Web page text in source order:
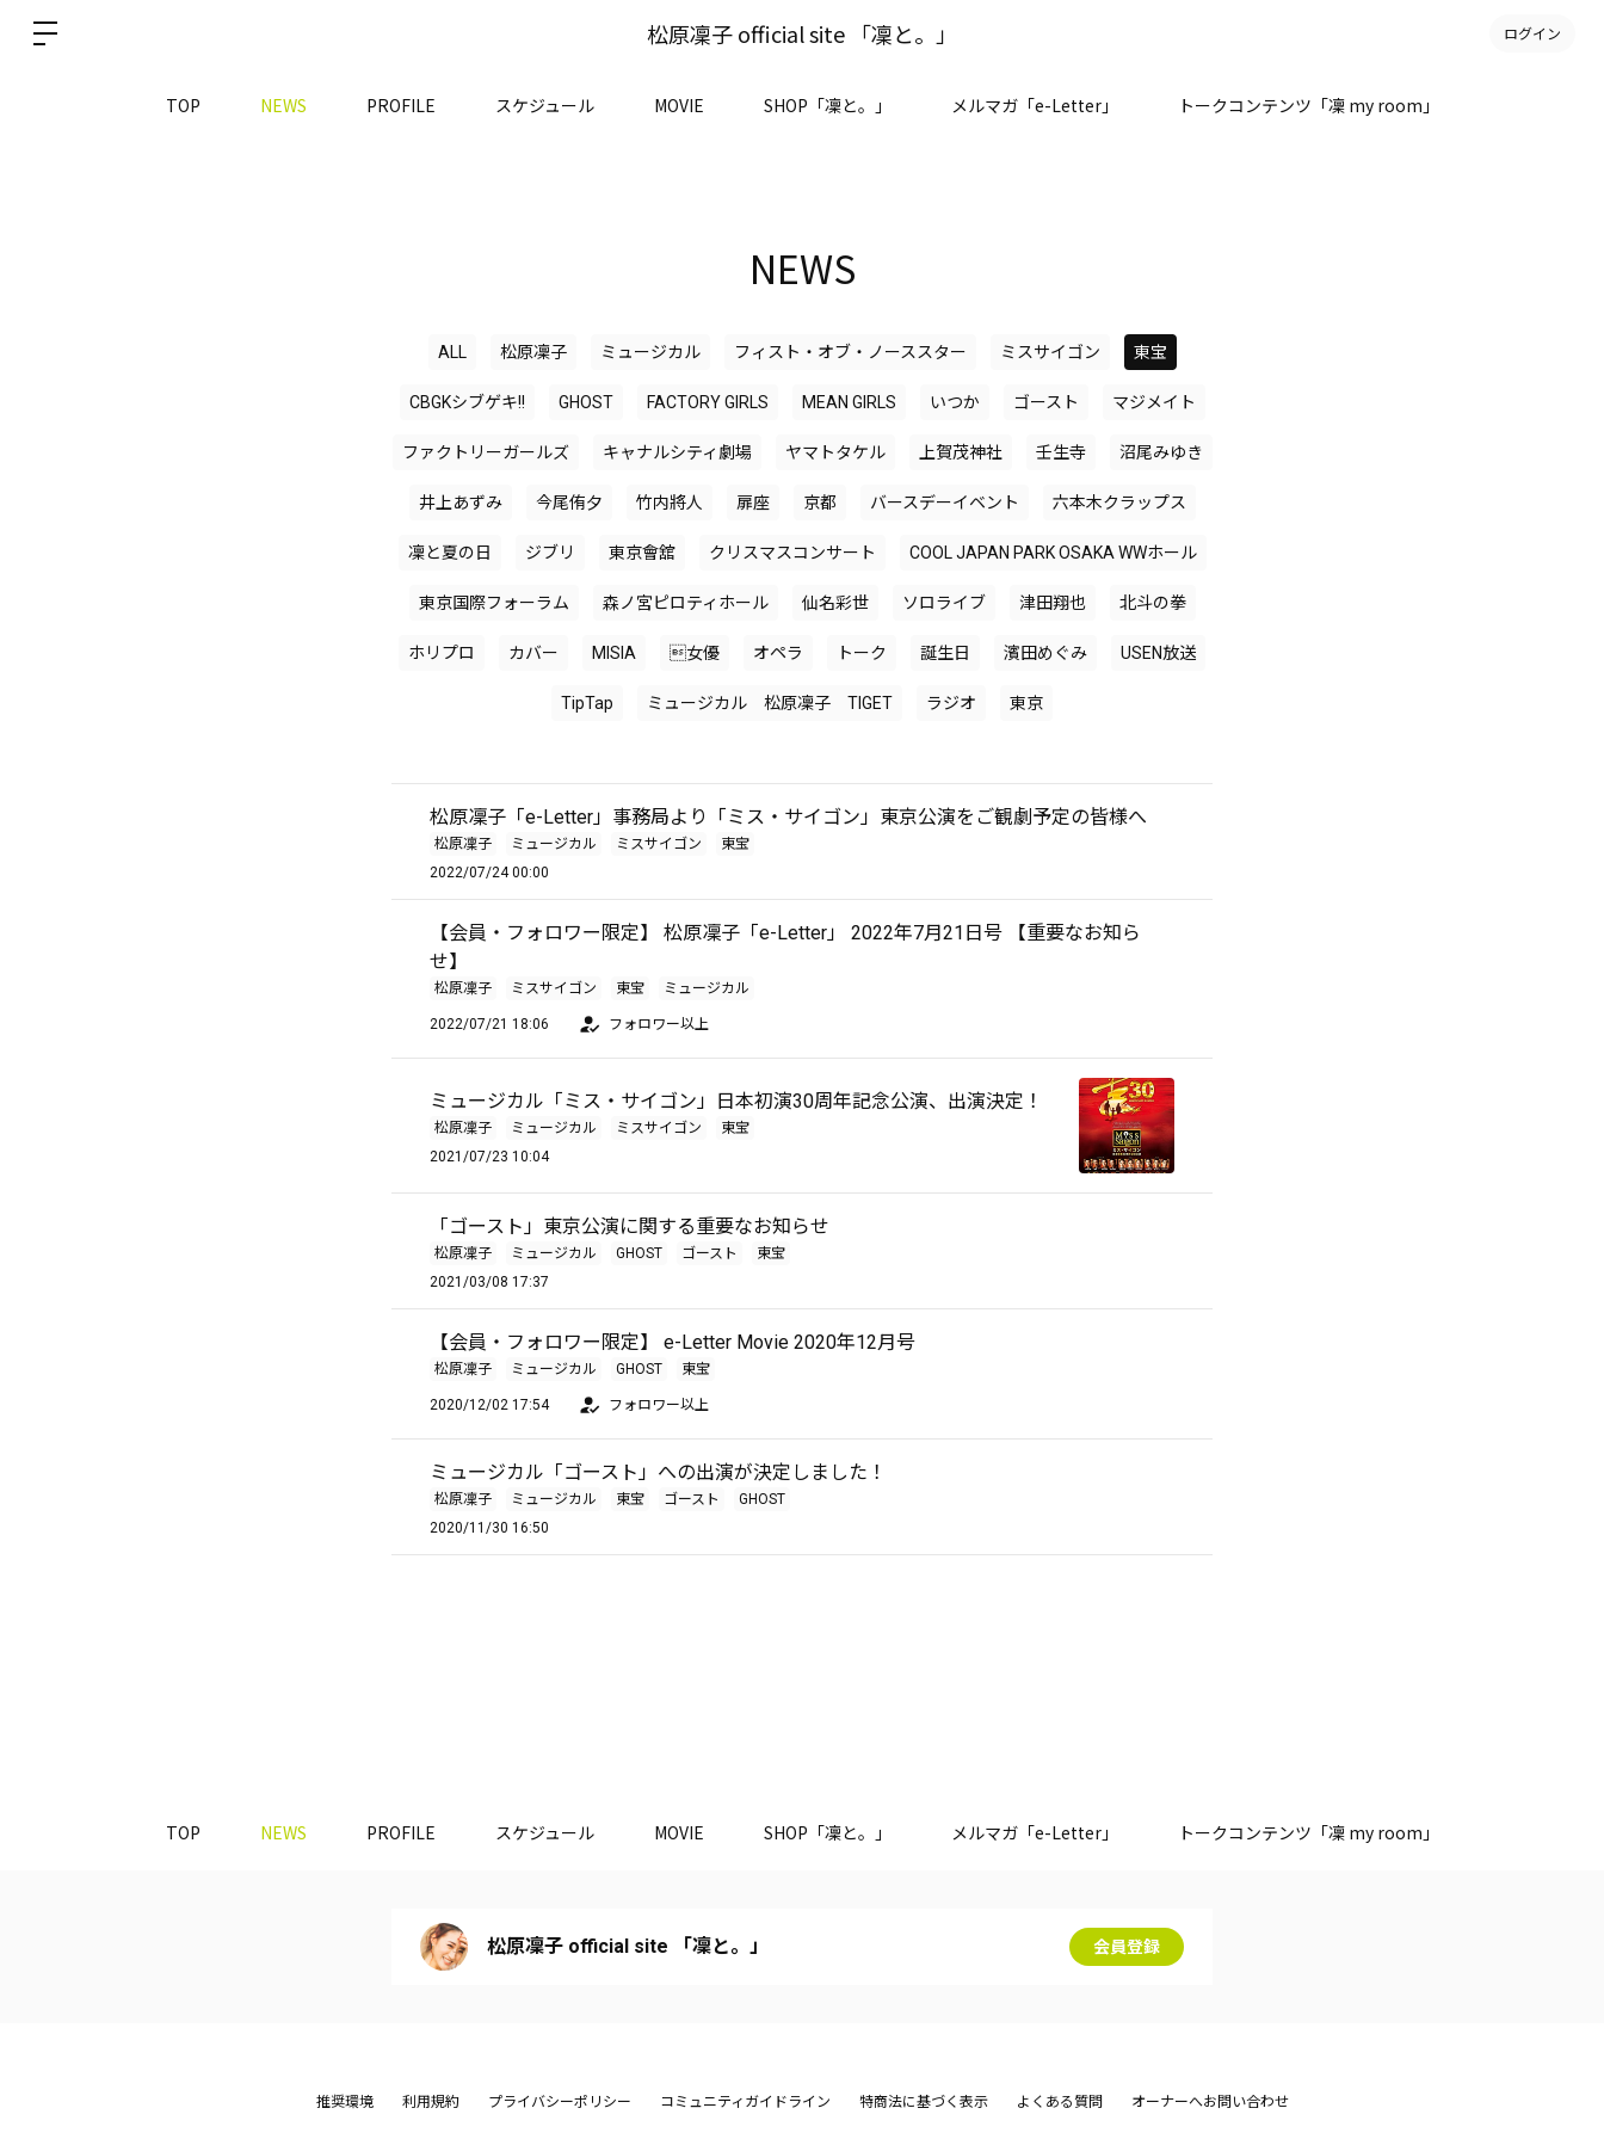
松原凜子 official site 「凜と。」 ログイン
TOP NEWS PROFILE スケジュール MOVIE SHOP「凜と。」 メルマガ「e-Letter」 トークコンテンツ「凜 my room」
NEWS
ALL 松原凜子 ミュージカル フィスト・オブ・ノーススター ミスサイゴン 東宝
CBGKシブゲキ!! GHOST FACTORY GIRLS MEAN GIRLS いつか ゴースト マジメイト
ファクトリーガールズ キャナルシティ劇場 ヤマトタケル 上賀茂神社 壬生寺 沼尾みゆき
井上あずみ 今尾侑夕 竹内將人 扉座 京都 バースデーイベント 六本木クラップス
凜と夏の日 ジブリ 東京會舘 クリスマスコンサート COOL JAPAN PARK OSAKA WWホール
東京国際フォーラム 森ノ宮ピロティホール 仙名彩世 ソロライブ 津田翔也 北斗の拳
ホリプロ カバー MISIA 女優 オペラ トーク 誕生日 濱田めぐみ USEN放送
TipTap ミュージカル 松原凜子 TIGET ラジオ 東京
松原凜子「e-Letter」事務局より「ミス・サイゴン」東京公演をご観劇予定の皆様へ
松原凜子 ミュージカル ミスサイゴン
東宝
2022/07/24 00:00
【会員・フォロワー限定】 松原凜子「e-Letter」 2022年7月21日号 【重要なお知ら
せ】
松原凜子 ミスサイゴン 東宝 ミュージカル
2022/07/21 18:06 フォロワー以上
ミュージカル「ミス・サイゴン」日本初演30周年記念公演、出演決定！
松原凜子 ミュージカル ミスサイゴン
東宝
2021/07/23 10:04
「ゴースト」東京公演に関する重要なお知らせ
松原凜子 ミュージカル GHOST ゴースト
東宝
2021/03/08 17:37
【会員・フォロワー限定】 e-Letter Movie 2020年12月号
松原凜子 ミュージカル GHOST 東宝
2020/12/02 17:54 フォロワー以上
ミュージカル「ゴースト」への出演が決定しました！
松原凜子 ミュージカル 東宝 ゴースト
GHOST
2020/11/30 16:50
TOP NEWS PROFILE スケジュール MOVIE SHOP「凜と。」 メルマガ「e-Letter」 トークコンテンツ「凜 my room」
松原凜子 official site 「凜と。」 会員登録
推奨環境 利用規約 プライバシーポリシー コミュニティガイドライン 特商法に基づく表示 よくある質問 オーナーへお問い合わせ